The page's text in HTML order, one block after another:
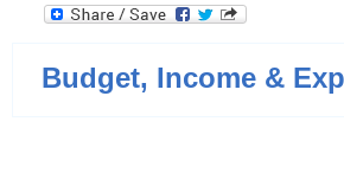
Budget, Income &